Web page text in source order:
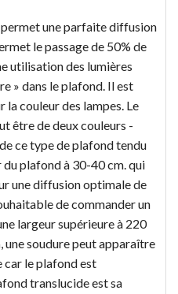
permet une parfaite diffusion
le passage de 50% de
utilisation des lumières
» dans le plafond. Il est
couleur des lampes. Le
être de deux couleurs -
ce type de plafond tendu
plafond à 30-40 cm. qui
une diffusion optimale de
de commander un
largeur supérieure à 220
une soudure peut apparaître
car le plafond est
translucide est sa